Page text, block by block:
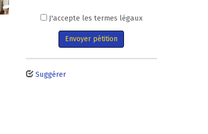
J'accepte les termes légaux
Envoyer pétition
Suggérer